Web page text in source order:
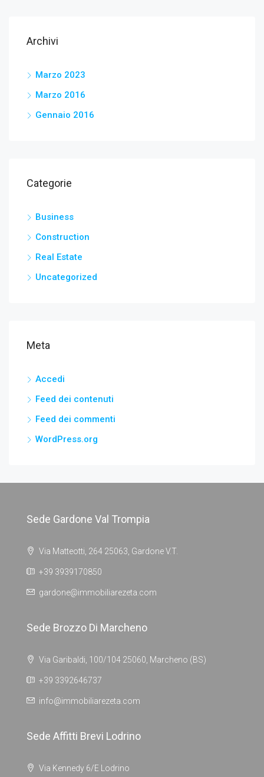
Archivi
Marzo 2023
Marzo 2016
Gennaio 2016
Categorie
Business
Construction
Real Estate
Uncategorized
Meta
Accedi
Feed dei contenuti
Feed dei commenti
WordPress.org
Sede Gardone Val Trompia
Via Matteotti, 264 25063, Gardone V.T.
+39 3939170850
gardone@immobiliarezeta.com
Sede Brozzo Di Marcheno
Via Garibaldi, 100/104 25060, Marcheno (BS)
+39 3392646737
info@immobiliarezeta.com
Sede Affitti Brevi Lodrino
Via Kennedy 6/E Lodrino